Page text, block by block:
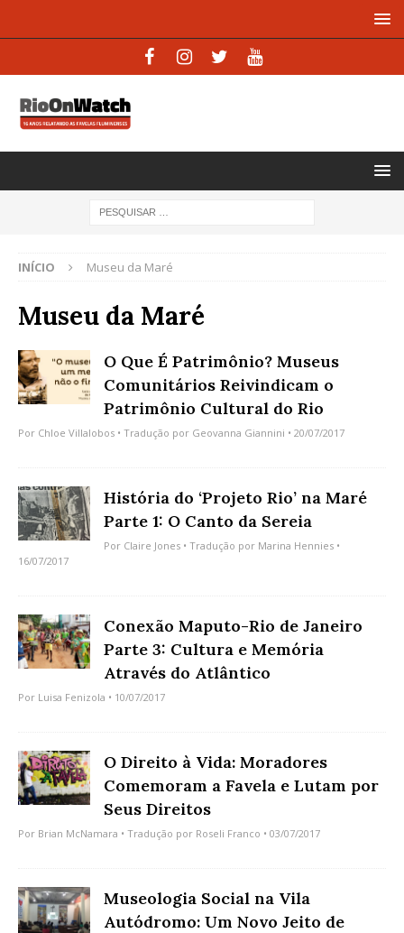
INÍCIO Museu da Maré
Museu da Maré
O Que É Patrimônio? Museus
Comunitários Reivindicam o
Patrimônio Cultural do Rio
Por Chloe Villalobos • Tradução por Geovanna Giannini • 20/07/2017
História do ‘Projeto Rio’ na Maré
Parte 1: O Canto da Sereia
Por Claire Jones • Tradução por Marina Hennies •
16/07/2017
Conexão Maputo-Rio de Janeiro
Parte 3: Cultura e Memória
Através do Atlântico
Por Luisa Fenizola • 10/07/2017
O Direito à Vida: Moradores
Comemoram a Favela e Lutam por
Seus Direitos
Por Brian McNamara • Tradução por Roseli Franco • 03/07/2017
Museologia Social na Vila
Autódromo: Um Novo Jeito de